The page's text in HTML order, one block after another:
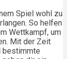
Spiel wohl zu
So helfen
Wettkampf, um
Mit der Zeit
bestimmte